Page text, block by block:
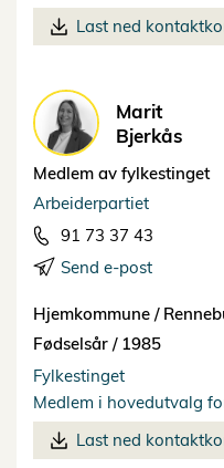
Last ned
Marit
Bjerkås
Medlem av fylkestinget
Arbeiderpartiet
91 73 37 43
Send e-post
Hjemkommune /
Fødselsår / 1985
Fylkestinget
Medlem i hovedutvalg
Last ned